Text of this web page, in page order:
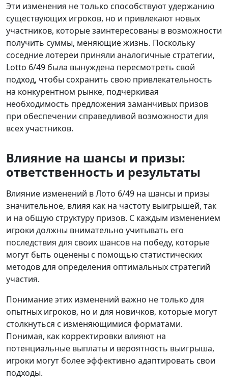
Эти изменения не только способствуют удержанию
существующих игроков, но и привлекают новых
участников, которые заинтересованы в возможности
получить суммы, меняющие жизнь. Поскольку
соседние лотереи приняли аналогичные стратегии,
Lotto 6/49 была вынуждена пересмотреть свой
подход, чтобы сохранить свою привлекательность
на конкурентном рынке, подчеркивая
необходимость предложения заманчивых призов
при обеспечении справедливой возможности для
всех участников.
Влияние на шансы и призы:
ответственность и результаты
Влияние изменений в Лото 6/49 на шансы и призы
значительное, влияя как на частоту выигрышей, так
и на общую структуру призов. С каждым изменением
игроки должны внимательно учитывать его
последствия для своих шансов на победу, которые
могут быть оценены с помощью статистических
методов для определения оптимальных стратегий
участия.
Понимание этих изменений важно не только для
опытных игроков, но и для новичков, которые могут
столкнуться с изменяющимися форматами.
Понимая, как корректировки влияют на
потенциальные выплаты и вероятность выигрыша,
игроки могут более эффективно адаптировать свои
подходы.